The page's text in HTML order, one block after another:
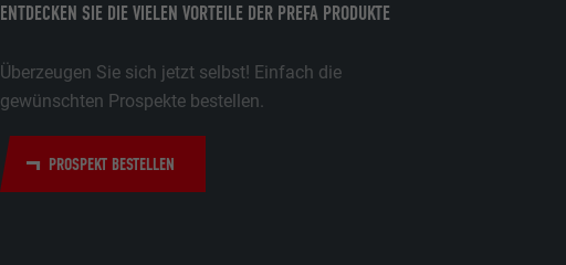
ENTDECKEN SIE DIE VIELEN VORTEILE DER PREFA PRODUKTE
Überzeugen Sie sich jetzt selbst! Einfach die
gewünschten Prospekte bestellen.
PROSPEKT BESTELLEN